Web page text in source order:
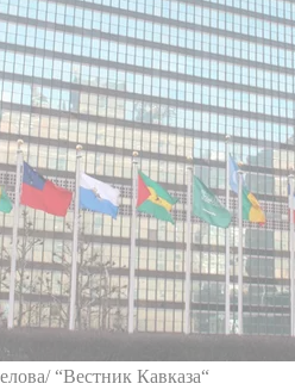
“Вестник Кавказа“